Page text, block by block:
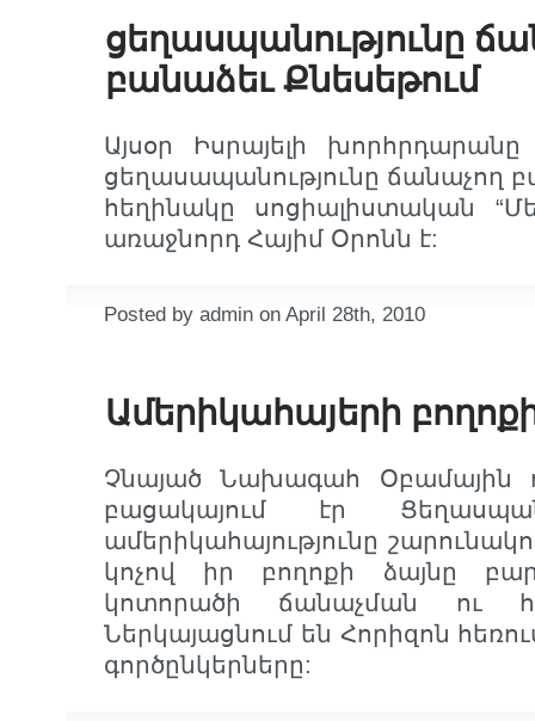
ցեղասպանությունը
բանաձեւ Քնեսեթում
Այսօր Իսրայելի
ցեղասապանությունը ճանաչող
հեղինակը սոցիալիստական
առաջնորդ Հայիմ Օրոնն է:
Posted by admin on April 28th, 2010
Ամերիկահայերի բողոքի
Չնայած Նախագահ Օբամային
բացակայում էր
ամերիկահայությունը
կոչով իր բողոքի ձայնը
կոտորածի ճանաչման ու
Ներկայացնում են Հորիզոն
գործընկերները: